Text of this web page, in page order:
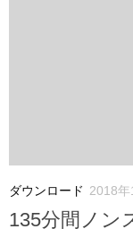
ダウンロード 2018年
135分間ノン